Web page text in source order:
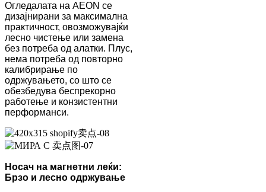
Огледалата на AEON се
дизајнирани за максимална
практичност, овозможувајќи
лесно чистење или замена
без потреба од алатки. Плус,
нема потреба од повторно
калибрирање по
одржувањето, со што се
обезбедува беспрекорно
работење и конзистентни
перформанси.
Носач на магнетни леќи:
Брзо и лесно одржување